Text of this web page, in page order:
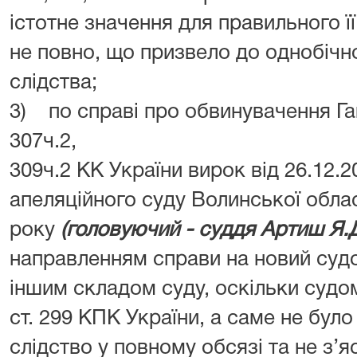
істотне значення для правильного
не повно, що призвело до
слідства;
3) по справі про обвинувачення
307ч.2,
309ч.2 КК України вирок від
апеляційного суду Волинської
року (головуючий - суддя Артиш
направленням справи на новий
іншим складом суду, оскільки
ст. 299 КПК України, а саме не
слідство у повному обсязі та не